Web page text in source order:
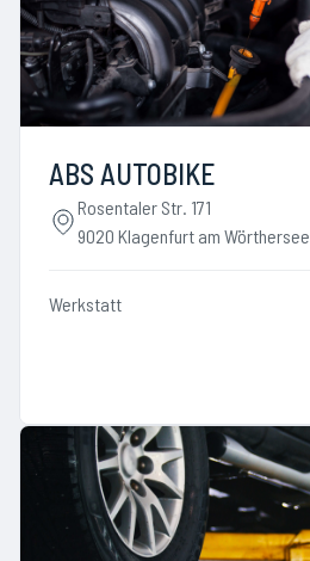
ABS AUTOBIKE
Rosentaler Str. 171
9020 Klagenfurt am Wörthersee
Werkstatt